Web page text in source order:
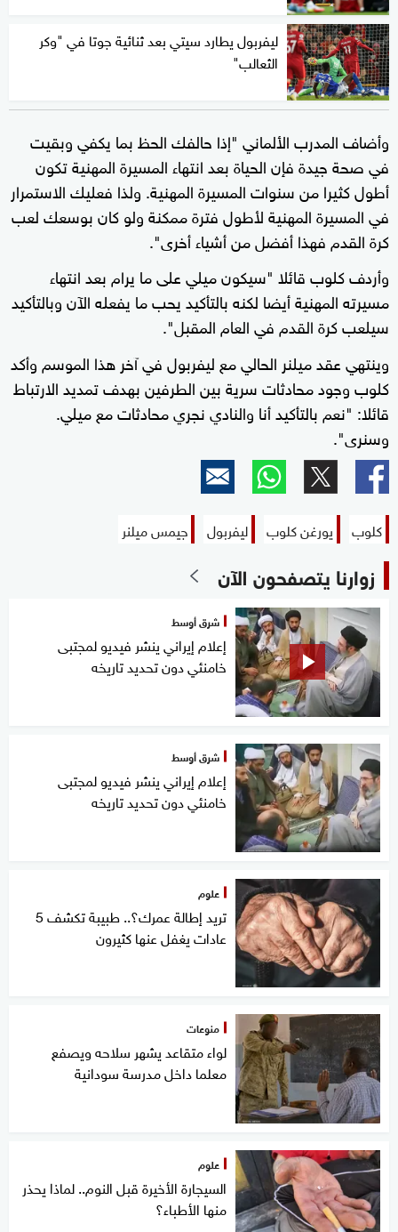
ليفربول يطارد سيتي بعد ثنائية جوتا في "وكر
الثعالب"
وأضاف المدرب الألماني "إذا حالفك الحظ بما يكفي وبقيت
في صحة جيدة فإن الحياة بعد انتهاء المسيرة المهنية تكون
أطول كثيرا من سنوات المسيرة المهنية. ولذا فعليك الاستمرار
في المسيرة المهنية لأطول فترة ممكنة ولو كان بوسعك لعب
كرة القدم فهذا أفضل من أشياء أخرى".
وأردف كلوب قائلا "سيكون ميلي على ما يرام بعد انتهاء
مسيرته المهنية أيضا لكنه بالتأكيد يحب ما يفعله الآن وبالتأكيد
سيلعب كرة القدم في العام المقبل".
وينتهي عقد ميلنر الحالي مع ليفربول في آخر هذا الموسم وأكد
كلوب وجود محادثات سرية بين الطرفين بهدف تمديد الارتباط
قائلا: "نعم بالتأكيد أنا والنادي نجري محادثات مع ميلي.
وسنرى".
كلوب يورغن كلوب ليفربول جيمس ميلنر
زوارنا يتصفحون الآن
شرق أوسط
إعلام إيراني ينشر فيديو لمجتبى
خامنئي دون تحديد تاريخه
شرق أوسط
إعلام إيراني ينشر فيديو لمجتبى
خامنئي دون تحديد تاريخه
علوم
تريد إطالة عمرك؟.. طبيبة تكشف 5
عادات يغفل عنها كثيرون
منوعات
لواء متقاعد يشهر سلاحه ويصفع
معلما داخل مدرسة سودانية
علوم
السيجارة الأخيرة قبل النوم.. لماذا يحذر
منها الأطباء؟